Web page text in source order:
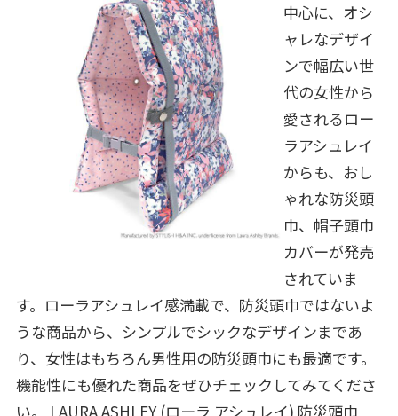
中心に、オシ
ャレなデザイ
ンで幅広い世
代の女性から
愛されるロー
ラアシュレイ
からも、おし
ゃれな防災頭
巾、帽子頭巾
カバーが発売
されていま
す。ローラアシュレイ感満載で、防災頭巾ではないよ
うな商品から、シンプルでシックなデザインまであ
り、女性はもちろん男性用の防災頭巾にも最適です。
機能性にも優れた商品をぜひチェックしてみてくださ
い。 LAURA ASHLEY (ローラ アシュレイ) 防災頭巾